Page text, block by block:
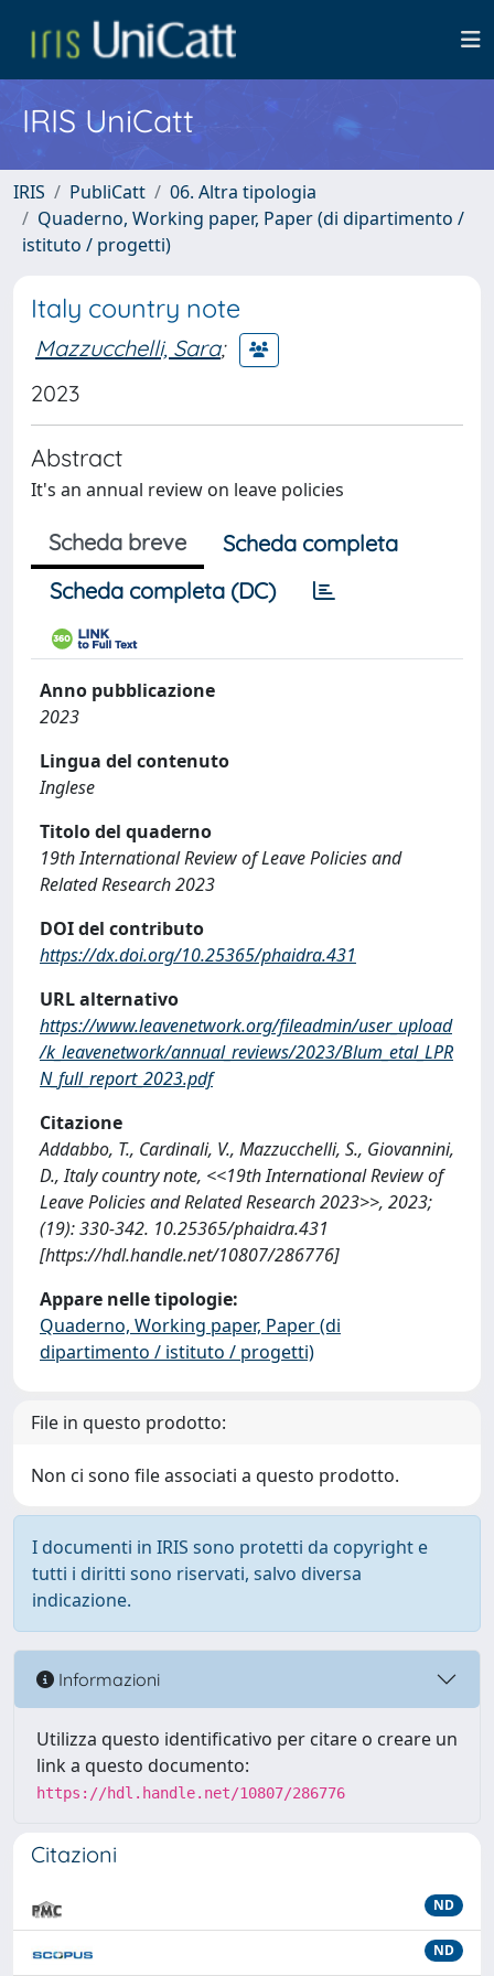
IRIS UniCatt
IRIS PubliCatt
06. Altra tipologia
Quaderno, Working paper, Paper (di dipartimento /
istituto / progetti)
Italy country note
Mazzucchelli, Sara;
2023
Abstract
It's an annual review on leave policies
Scheda breve
Scheda completa
Scheda completa (DC)
Anno pubblicazione
2023
Lingua del contenuto
Inglese
Titolo del quaderno
19th International Review of Leave Policies and
Related Research 2023
DOI del contributo
https://dx.doi.org/10.25365/phaidra.431
URL alternativo
https://www.leavenetwork.org/fileadmin/user_upload
/k_leavenetwork/annual_reviews/2023/Blum_etal_LPR
N_full_report_2023.pdf
Citazione
Addabbo, T., Cardinali, V., Mazzucchelli, S., Giovannini,
D., Italy country note, <<19th International Review of
Leave Policies and Related Research 2023>>, 2023;
(19): 330-342. 10.25365/phaidra.431
[https://hdl.handle.net/10807/286776]
Appare nelle tipologie:
Quaderno, Working paper, Paper (di
dipartimento / istituto / progetti)
File in questo prodotto:
Non ci sono file associati a questo prodotto.
I documenti in IRIS sono protetti da copyright e
tutti i diritti sono riservati, salvo diversa
indicazione.
Informazioni
Utilizza questo identificativo per citare o creare un
link a questo documento:
https://hdl.handle.net/10807/286776
Citazioni
ND
ND